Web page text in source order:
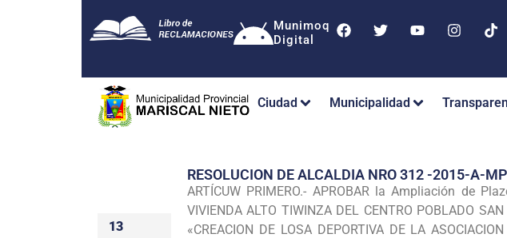
Munimoq
Digital
Ciudad Municipalidad
13
RESOLUCION DE ALCALDIA NRO 312 -2015-A-
ARTÍCUW PRIMERO.- APROBAR la Ampliación de
VIVIENDA ALTO TIWINZA DEL CENTRO POBLADO
«CREACION DE LOSA DEPORTIVA DE LA